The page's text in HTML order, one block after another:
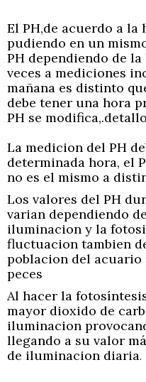
El PH,de acuerdo a la
pudiendo en un
PH dependiendo de
veces a mediciones
mañana es distinto
debe tener una hora
PH se
La medicion del PH
determinada hora, el
no es el mismo a
Los valores del PH
varian dependiendo
iluminacion y la
fluctuacion tambien
poblacion del
peces
Al hacer la
mayor dioxido de
iluminacion
llegando a su valor
de iluminacion diaria.